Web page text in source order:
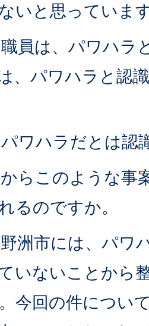
いと思っていま
員は、パワハラ
、パワハラと認
ワハラだとは認
らこのような事
るのですか。
洲市には、パワ
いないことから
今回の件につい